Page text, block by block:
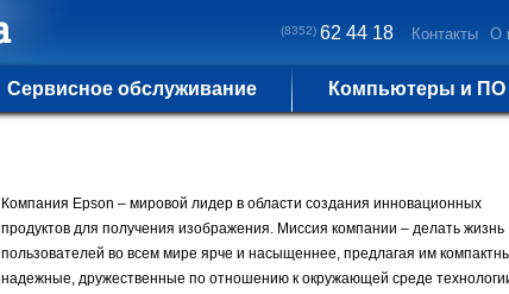
О
Контакты
(8352) 62 44 18
Сервисное обслуживание Компьютеры и ПО
Компания Epson – мировой лидер в области создания инновационных
продуктов для получения изображения. Миссия компании – делать жизнь
пользователей во всем мире ярче и насыщеннее, предлагая им
надежные, дружественные по отношению к окружающей среде